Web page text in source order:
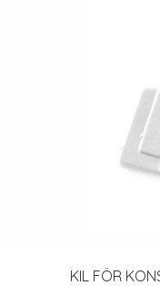
KIL FÖR